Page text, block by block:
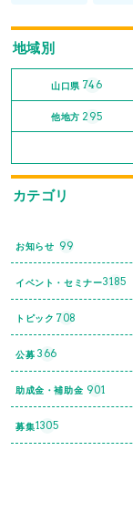
地域別
山口県 746
他地方 295
カテゴリ
お知らせ 99
イベント・セミナー3185
トピック 708
公募 366
助成金・補助金 901
募集1305